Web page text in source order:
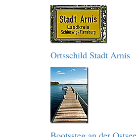
Ortsschild Stadt Arnis